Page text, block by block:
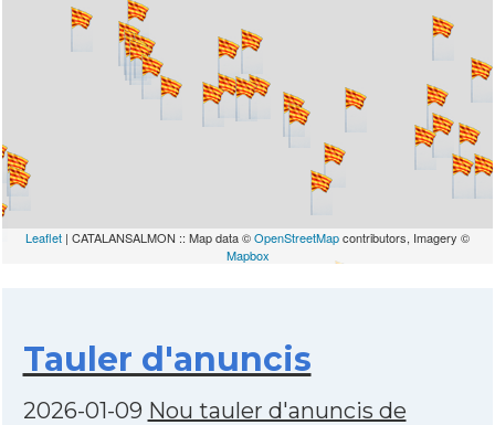
Leaflet | CATALANSALMON :: Map data ©OpenStreetMapcontributors, Imagery ©
Mapbox
Tauler d'anuncis
2026-01-09 Nou tauler d'anuncis de